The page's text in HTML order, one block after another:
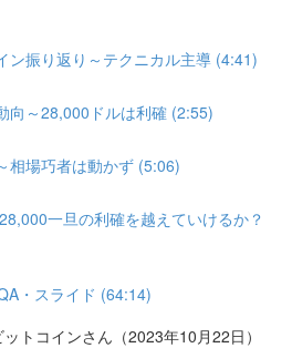
ン振り返り～テクニカル主導 (4:41)
向～28,000ドルは利確 (2:55)
相場巧者は動かず (5:06)
一旦の利確を越えていけるか？
・スライド (64:14)
トコインさん（2023年10月22日）